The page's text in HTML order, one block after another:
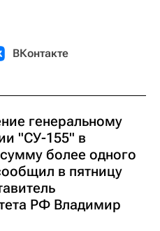
ВКонтакте
генеральному
"СУ-155" в
более одного
в пятницу
РФ Владимир